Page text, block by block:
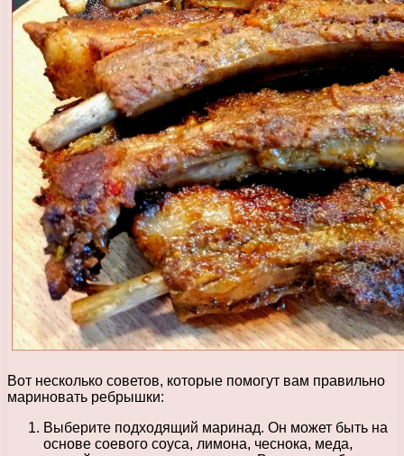
Вот несколько советов, которые помогут вам правильно
мариновать ребрышки:
Выберите подходящий маринад. Он может быть на
основе соевого соуса, лимона, чеснока, меда,